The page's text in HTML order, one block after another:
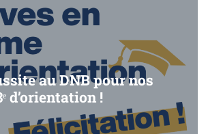
au DNB pour nos
d’orientation !